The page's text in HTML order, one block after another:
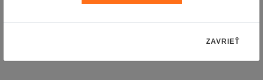
nariadenie nadobudlo účinnosť už 12. januára 2023, jeho kľúčové
ZAVRIEŤ